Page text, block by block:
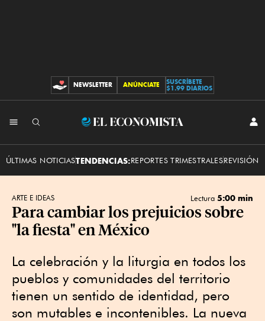
CONTRIBUCIONES
NEWSLETTER ANÚNCIATE
SUSCRÍBETE
$1.99 DIARIOS
El
ÚLTIMAS NOTICIASTENDENCIAS:REPORTES TRIMESTRALESREVISIÓN
ARTE E IDEAS Lectura 5:00 min
Para cambiar los prejuicios sobre
"la fiesta" en México
La celebración y la liturgia en todos los
pueblos y comunidades del territorio
tienen un sentido de identidad, pero
son mutables e incontenibles. La nueva